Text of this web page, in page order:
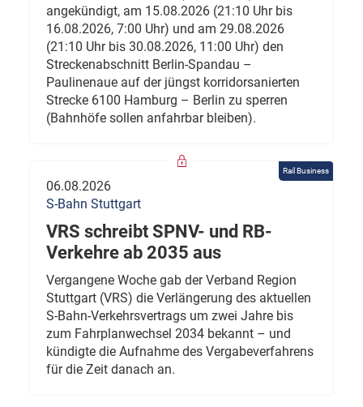
angekündigt, am 15.08.2026 (21:10 Uhr bis
16.08.2026, 7:00 Uhr) und am 29.08.2026
(21:10 Uhr bis 30.08.2026, 11:00 Uhr) den
Streckenabschnitt Berlin-Spandau –
Paulinenaue auf der jüngst korridorsanierten
Strecke 6100 Hamburg – Berlin zu sperren
(Bahnhöfe sollen anfahrbar bleiben).
Rail Business
06.08.2026
S-Bahn Stuttgart
VRS schreibt SPNV- und RB-
Verkehre ab 2035 aus
Vergangene Woche gab der Verband Region
Stuttgart (VRS) die Verlängerung des aktuellen
S-Bahn-Verkehrsvertrags um zwei Jahre bis
zum Fahrplanwechsel 2034 bekannt – und
kündigte die Aufnahme des Vergabeverfahrens
für die Zeit danach an.